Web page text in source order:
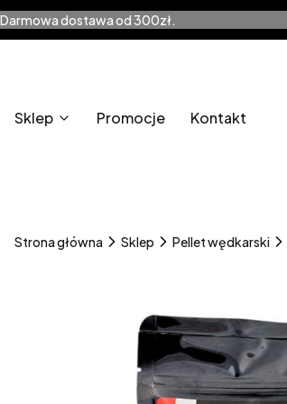
Darmowa dostawa od 300zł.
Sklep Promocje Kontakt
Strona główna Sklep Pellet wędkarski